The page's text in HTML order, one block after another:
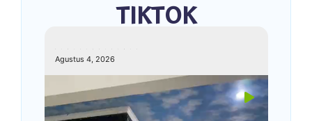
TIKTOK
Agustus 4, 2026